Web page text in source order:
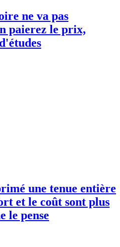
ne va pas
paierez le prix,
une tenue entière
et le coût sont plus
le pense